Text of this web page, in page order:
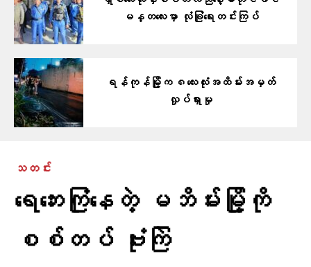
မန္တလေးမှာ လုံခြုံရေးတင်းကြပ်
ရန်ကုန်မြို့က ၈လေးလုံးအထိမ်းအမှတ်
လှုပ်ရှားမှု
သတင်း
ရေဘေးကြုံနေတဲ့ မဘိမ်းမြို့ကို
စစ်တပ် ဗုံးကြဲ